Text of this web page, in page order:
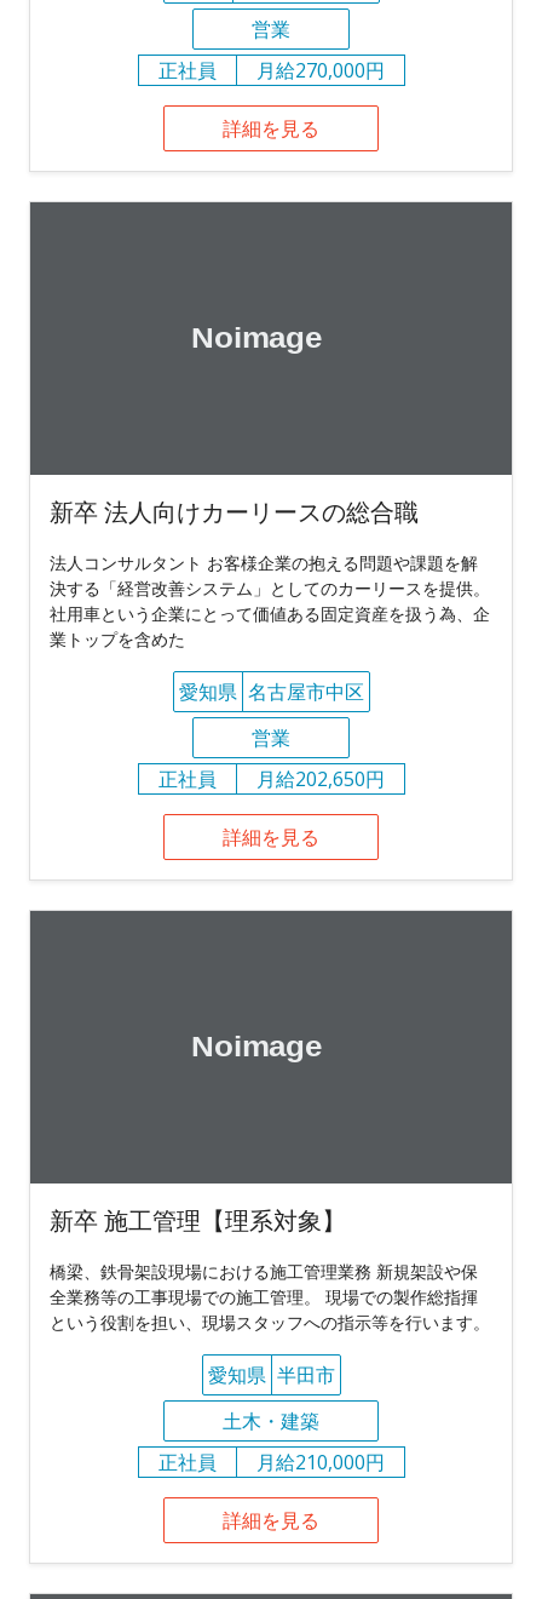
営業
正社員
月給270,000円
詳細を見る
新卒 法人向けカーリースの総合職
法人コンサルタント お客様企業の抱える問題や課題を解
決する「経営改善システム」としてのカーリースを提供。
社用車という企業にとって価値ある固定資産を扱う為、企
業トップを含めた
愛知県 名古屋市中区
営業
正社員
月給202,650円
詳細を見る
新卒 施工管理【理系対象】
橋梁、鉄骨架設現場における施工管理業務 新規架設や保
全業務等の工事現場での施工管理。 現場での製作総指揮
という役割を担い、現場スタッフへの指示等を行います。
愛知県 半田市
土木・建築
正社員
月給210,000円
詳細を見る